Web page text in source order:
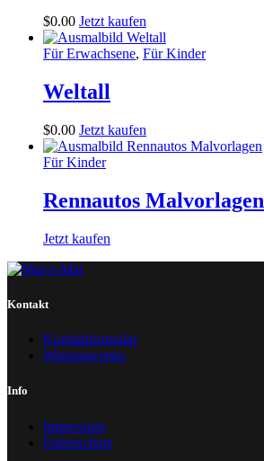
$0.00 Jetzt kaufen
Für Erwachsene, Für Kinder
Weltall
$0.00 Jetzt kaufen
Für Kinder
Rennautos Malvorlagen
Jetzt kaufen
Kontakt
Kontaktformular
Wissenswertes
Info
Impressum
Datenschutz